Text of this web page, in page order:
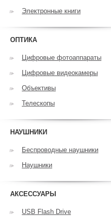
Электронные книги
ОПТИКА
Цифровые фотоаппараты
Цифровые видеокамеры
Объективы
Телескопы
НАУШНИКИ
Беспроводные наушники
Наушники
АКСЕССУАРЫ
USB Flash Drive